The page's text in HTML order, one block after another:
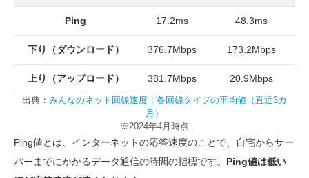
Ping 17.2ms 48.3ms
下り（ダウンロード） 376.7Mbps 173.2Mbps
上り（アップロード） 381.7Mbps 20.9Mbps
出典： みんなのネット回線速度｜各回線タイプの平均値（直近3カ
月）
※2024年4月時点
Ping値とは、インターネットの応答速度のことで、自宅からサー
バーまでにかかるデータ通信の時間の指標です。 Ping値は低い